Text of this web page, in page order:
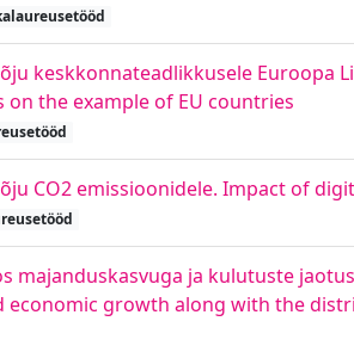
keskkonnateadlikkusele Euroopa
the example of EU countries
CO2 emissioonidele. Impact of
majanduskasvuga ja kulutuste
growth along with the